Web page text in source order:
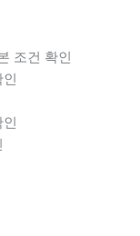
조건 확인